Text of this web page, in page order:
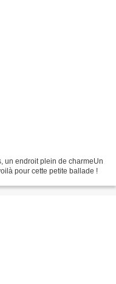
un endroit plein de charmeUn
pour cette petite ballade !